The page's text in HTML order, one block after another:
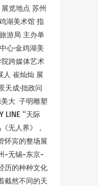
览地点 苏州
湖美术馆 指
游局 主办单
心·金鸡湖美
跨媒体艺术
人 崔灿灿 展
天成·拙政问
大 子明雕塑
LINE “天际
无人界》，
怀宾的整场展
-无锡-东京-
历的种种文化
截然不同的天